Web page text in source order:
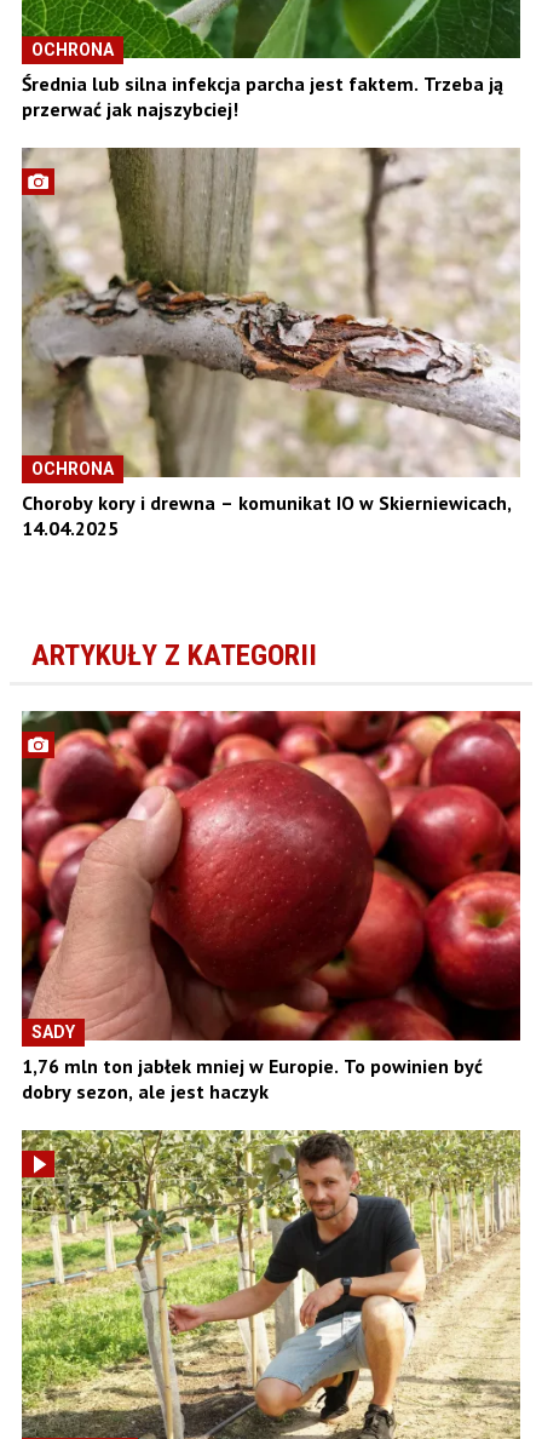
OCHRONA
Średnia lub silna infekcja parcha jest faktem. Trzeba ją
przerwać jak najszybciej!
OCHRONA
Choroby kory i drewna – komunikat IO w Skierniewicach,
14.04.2025
ARTYKUŁY Z KATEGORII
SADY
1,76 mln ton jabłek mniej w Europie. To powinien być
dobry sezon, ale jest haczyk